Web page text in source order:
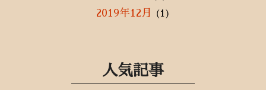
2019年12月 (1)
2019年2月(3)
2018年12月(1)
人気記事